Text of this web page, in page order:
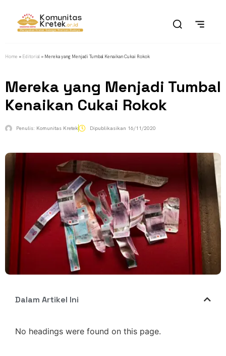
Home » Editorial » Mereka yang Menjadi Tumbal Kenaikan Cukai Rokok
Mereka yang Menjadi Tumbal
Kenaikan Cukai Rokok
Penulis: Komunitas Kretek Dipublikasikan 16/11/2020
Dalam Artikel Ini
No headings were found on this page.